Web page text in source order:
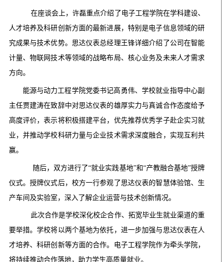
在座谈会上 ，许磊重点介绍了电子工程学院在学科建设、
人才培养及科研创新方面的最新进展，特别是电子信息领域的研
究成果与技术优势。思达仪表总经理王锋详细介绍了公司在智能
计量、物联网技术等领域的战略布局、核心业务及未来人才需求
方向。
能源与动力工程学院党委书记高勇伟、学校就业指导中心副
主任贾建涛在致辞中对思达仪表的雄厚实力与真诚合作态度给予
高度评价，表示将积极搭建平台，优先推荐优秀学子赴企实习就
业，并推动学校科研力量与企业技术需求深度融合，实现互利共
赢。
随后，双方进行了“就业实践基地”和“产教融合基地”授牌
仪式。授牌仪式后，校方一行参观了思达仪表的智慧体验馆、生
产车间及实验室，深入了解企业运营与技术创新情况。
此次合作是学校深化校企合作、拓宽毕业生就业渠道的重
要举措。学校将以两个基地为依托，进一步加强与思达仪表在人
才培养、科研创新等方面的合作。电子工程学院作为牵头学院，
将持续推动合作落地，助力学生高质量就业。